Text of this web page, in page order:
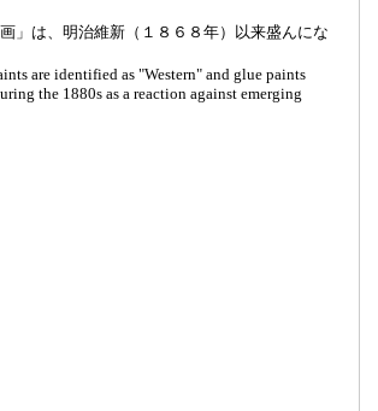
」は、明治維新（１８６８年）以来盛んにな
are identified as "Western" and glue paints
the 1880s as a reaction against emerging